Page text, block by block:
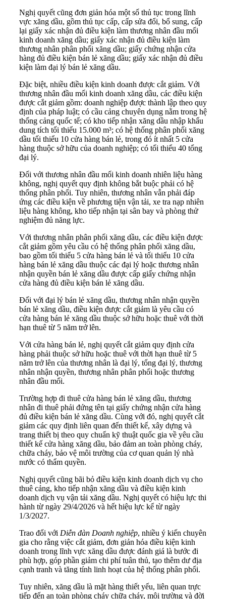
Nghị quyết cũng đơn giản hóa một số thủ tục trong lĩnh
vực xăng dầu, gồm thủ tục cấp, cấp sửa đổi, bổ sung, cấp
lại giấy xác nhận đủ điều kiện làm thương nhân đầu mối
kinh doanh xăng dầu; giấy xác nhận đủ điều kiện làm
thương nhân phân phối xăng dầu; giấy chứng nhận cửa
hàng đủ điều kiện bán lẻ xăng dầu; giấy xác nhận đủ điều
kiện làm đại lý bán lẻ xăng dầu.
Đặc biệt, nhiều điều kiện kinh doanh được cắt giảm. Với
thương nhân đầu mối kinh doanh xăng dầu, các điều kiện
được cắt giảm gồm: doanh nghiệp được thành lập theo quy
định của pháp luật; có cầu cảng chuyên dụng nằm trong hệ
thống cảng quốc tế; có kho tiếp nhận xăng dầu nhập khẩu
dung tích tối thiểu 15.000 m³; có hệ thống phân phối xăng
dầu tối thiểu 10 cửa hàng bán lẻ, trong đó ít nhất 5 cửa
hàng thuộc sở hữu của doanh nghiệp; có tối thiểu 40 tổng
đại lý.
Đối với thương nhân đầu mối kinh doanh nhiên liệu hàng
không, nghị quyết quy định không bắt buộc phải có hệ
thống phân phối. Tuy nhiên, thương nhân vẫn phải đáp
ứng các điều kiện về phương tiện vận tải, xe tra nạp nhiên
liệu hàng không, kho tiếp nhận tại sân bay và phòng thử
nghiệm đủ năng lực.
Với thương nhân phân phối xăng dầu, các điều kiện được
cắt giảm gồm yêu cầu có hệ thống phân phối xăng dầu,
bao gồm tối thiểu 5 cửa hàng bán lẻ và tối thiểu 10 cửa
hàng bán lẻ xăng dầu thuộc các đại lý hoặc thương nhân
nhận quyền bán lẻ xăng dầu được cấp giấy chứng nhận
cửa hàng đủ điều kiện bán lẻ xăng dầu.
Đối với đại lý bán lẻ xăng dầu, thương nhân nhận quyền
bán lẻ xăng dầu, điều kiện được cắt giảm là yêu cầu có
cửa hàng bán lẻ xăng dầu thuộc sở hữu hoặc thuê với thời
hạn thuê từ 5 năm trở lên.
Với cửa hàng bán lẻ, nghị quyết cắt giảm quy định cửa
hàng phải thuộc sở hữu hoặc thuê với thời hạn thuê từ 5
năm trở lên của thương nhân là đại lý, tổng đại lý, thương
nhân nhận quyền, thương nhân phân phối hoặc thương
nhân đầu mối.
Trường hợp đi thuê cửa hàng bán lẻ xăng dầu, thương
nhân đi thuê phải đứng tên tại giấy chứng nhận cửa hàng
đủ điều kiện bán lẻ xăng dầu. Cùng với đó, nghị quyết cắt
giảm các quy định liên quan đến thiết kế, xây dựng và
trang thiết bị theo quy chuẩn kỹ thuật quốc gia về yêu cầu
thiết kế cửa hàng xăng dầu, bảo đảm an toàn phòng cháy,
chữa cháy, bảo vệ môi trường của cơ quan quản lý nhà
nước có thẩm quyền.
Nghị quyết cũng bãi bỏ điều kiện kinh doanh dịch vụ cho
thuê cảng, kho tiếp nhận xăng dầu và điều kiện kinh
doanh dịch vụ vận tải xăng dầu. Nghị quyết có hiệu lực thi
hành từ ngày 29/4/2026 và hết hiệu lực kể từ ngày
1/3/2027.
Trao đổi với Diễn đàn Doanh nghiệp, nhiều ý kiến chuyên
gia cho rằng việc cắt giảm, đơn giản hóa điều kiện kinh
doanh trong lĩnh vực xăng dầu được đánh giá là bước đi
phù hợp, góp phần giảm chi phí tuân thủ, tạo thêm dư địa
cạnh tranh và tăng tính linh hoạt của hệ thống phân phối.
Tuy nhiên, xăng dầu là mặt hàng thiết yếu, liên quan trực
tiếp đến an toàn phòng cháy chữa cháy, môi trường và đời